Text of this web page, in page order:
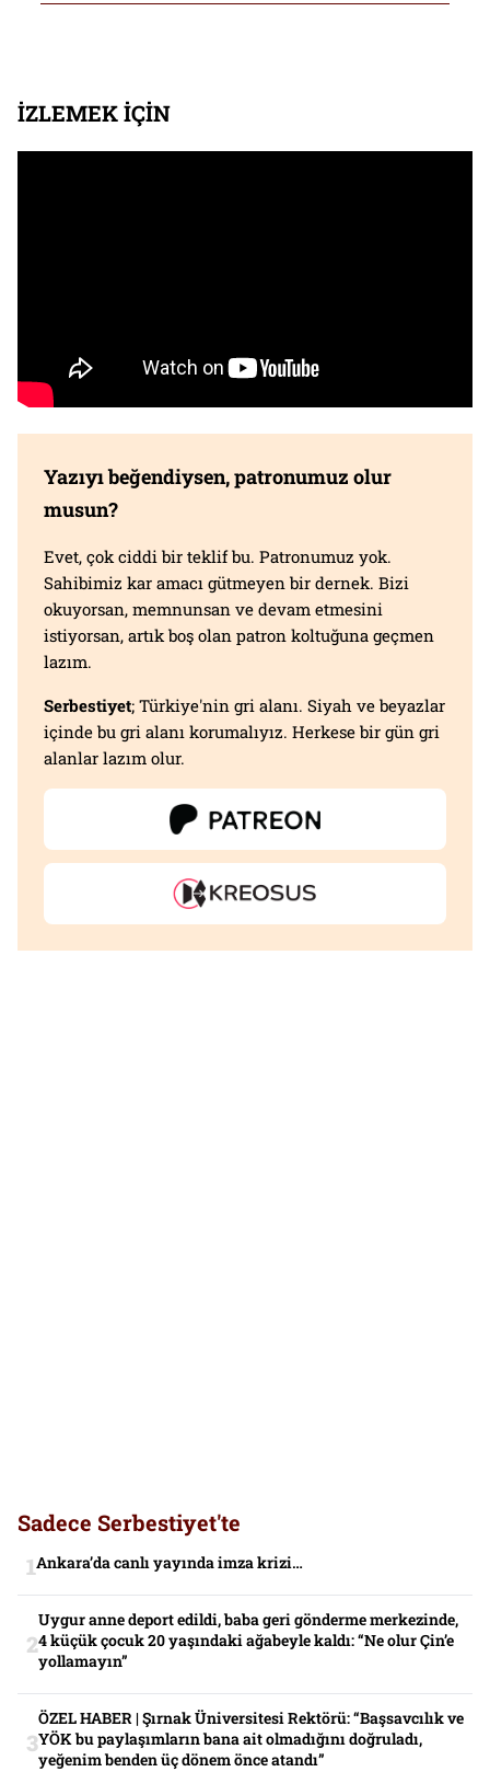
İZLEMEK İÇİN
Yazıyı beğendiysen, patronumuz olur
musun?
Evet, çok ciddi bir teklif bu. Patronumuz yok.
Sahibimiz kar amacı gütmeyen bir dernek. Bizi
okuyorsan, memnunsan ve devam etmesini
istiyorsan, artık boş olan patron koltuğuna geçmen
lazım.
Serbestiyet; Türkiye'nin gri alanı. Siyah ve beyazlar
içinde bu gri alanı korumalıyız. Herkese bir gün gri
alanlar lazım olur.
Sadece Serbestiyet'te
Ankara’da canlı yayında imza krizi…
Uygur anne deport edildi, baba geri gönderme merkezinde,
4 küçük çocuk 20 yaşındaki ağabeyle kaldı: “Ne olur Çin’e
yollamayın”
ÖZEL HABER | Şırnak Üniversitesi Rektörü: “Başsavcılık ve
YÖK bu paylaşımların bana ait olmadığını doğruladı,
yeğenim benden üç dönem önce atandı”